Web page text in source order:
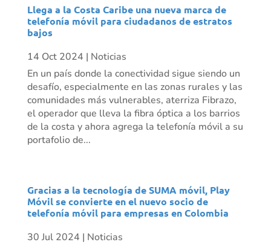
Llega a la Costa Caribe una nueva marca de
telefonía móvil para ciudadanos de estratos
bajos
14 Oct 2024 | Noticias
En un país donde la conectividad sigue siendo un
desafío, especialmente en las zonas rurales y las
comunidades más vulnerables, aterriza Fibrazo,
el operador que lleva la fibra óptica a los barrios
de la costa y ahora agrega la telefonía móvil a su
portafolio de...
Gracias a la tecnología de SUMA móvil, Play
Móvil se convierte en el nuevo socio de
telefonía móvil para empresas en Colombia
30 Jul 2024 | Noticias